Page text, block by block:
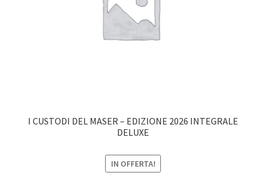
I CUSTODI DEL MASER – EDIZIONE 2026 INTEGRALE
DELUXE
IN OFFERTA!